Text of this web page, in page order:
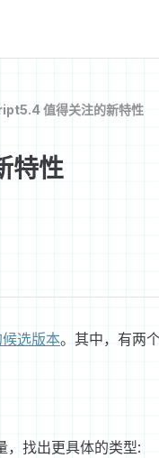
值得关注的新特性
特性
选版本。其中，有两
，找出更具体的类型: